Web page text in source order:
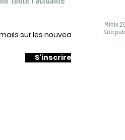
sur les nouveautés
S'inscrire
Minix
Sito